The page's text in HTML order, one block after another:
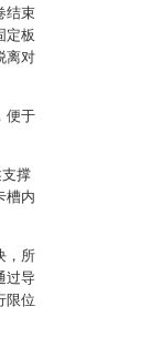
结束
定板
离对
便于
撑
槽内
，所
过导
限位